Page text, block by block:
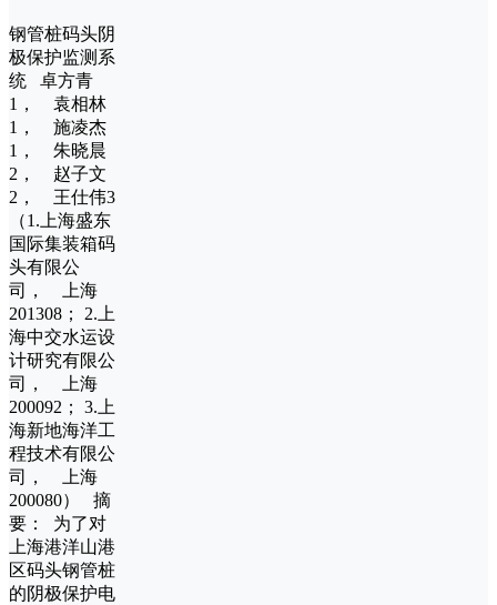
钢管桩码头阴
极保护监测系
统 卓方青
1， 袁相林
1， 施凌杰
1， 朱晓晨
2， 赵子文
2， 王仕伟3
（1.上海盛东
国际集装箱码
头有限公
司， 上海
201308； 2.上
海中交水运设
计研究有限公
司， 上海
200092； 3.上
海新地海洋工
程技术有限公
司， 上海
200080） 摘
要： 为了对
上海港洋山港
区码头钢管桩
的阴极保护电